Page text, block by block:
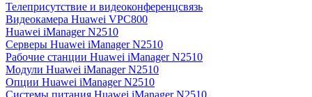
Телеприсутствие и видеоконференцсвязь
Видеокамера Huawei VPC800
Huawei iManager N2510
Серверы Huawei iManager N2510
Рабочие станции Huawei iManager N2510
Модули Huawei iManager N2510
Опции Huawei iManager N2510
Системы питания Huawei iManager N2510